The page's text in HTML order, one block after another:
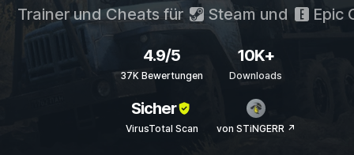
Trainer und Cheats für Steam und Epic
4.9/5
37K Bewertungen
10K+
Downloads
Sicher
VirusTotal Scan von STiNGERR ↗